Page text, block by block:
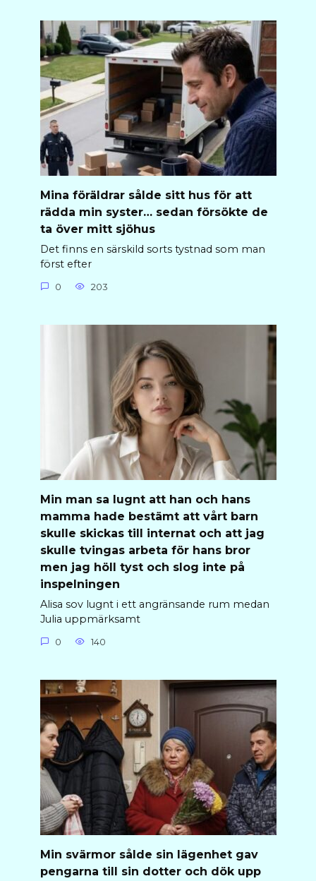
Mina föräldrar sålde sitt hus för att
rädda min syster… sedan försökte de
ta över mitt sjöhus
Det finns en särskild sorts tystnad som man
först efter
0 203
Min man sa lugnt att han och hans
mamma hade bestämt att vårt barn
skulle skickas till internat och att jag
skulle tvingas arbeta för hans bror
men jag höll tyst och slog inte på
inspelningen
Alisa sov lugnt i ett angränsande rum medan
Julia uppmärksamt
0 140
Min svärmor sålde sin lägenhet gav
pengarna till sin dotter och dök upp